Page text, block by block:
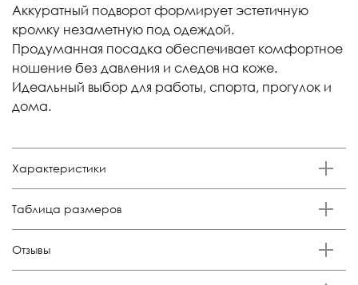
Аккуратный подворот формирует эстетичную
кромку незаметную под одеждой.
Продуманная посадка обеспечивает комфортное
ношение без давления и следов на коже.
Идеальный выбор для работы, спорта, прогулок и
дома.
Характеристики
Anutina
85% полиамид 15% эластан
Таблица размеров
XS 38-40 84-88
Отзывы